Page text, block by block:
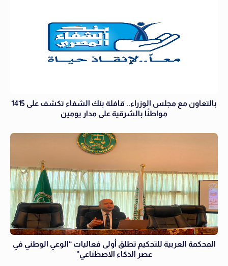
بالتعاون مع مجلس الوزراء.. قافلة بنك الشفاء تكشف على 1415
مواطنًا بالشرقية على مدار يومين
المحكمة العربية للتحكيم تطلق أولى فعاليات “الوعي الوطني في
عصر الذكاء الاصطناعي”